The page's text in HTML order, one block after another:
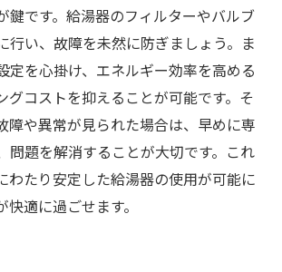
鍵です。給湯器のフィルターやバルブ
行い、故障を未然に防ぎましょう。ま
定を心掛け、エネルギー効率を高める
グコストを抑えることが可能です。そ
障や異常が見られた場合は、早めに専
問題を解消することが大切です。これ
わたり安定した給湯器の使用が可能に
適に過ごせます。